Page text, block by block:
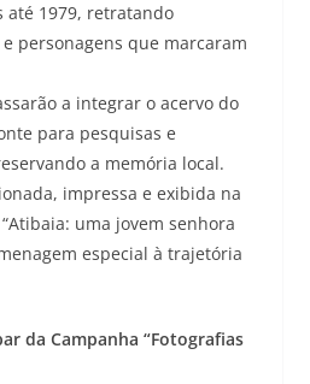
até 1979, retratando
personagens que marcaram
a integrar o acervo do
para pesquisas e
a memória local.
impressa e exibida na
uma jovem senhora
especial à trajetória
da Campanha “Fotografias